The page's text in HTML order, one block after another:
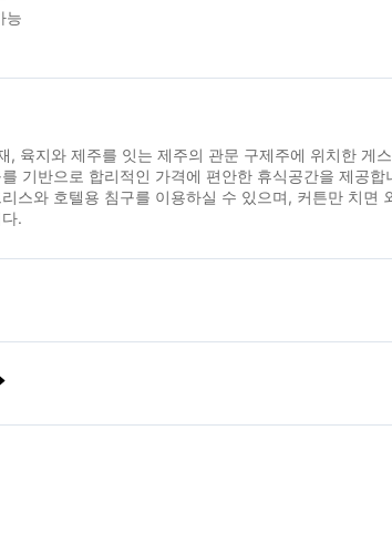
능
, 육지와 제주를 잇는 제주의 관문 구제주에 위치한 게
기반으로 합리적인 가격에 편안한 휴식공간을 제공
스와 호텔용 침구를 이용하실 수 있으며, 커튼만 치면
.